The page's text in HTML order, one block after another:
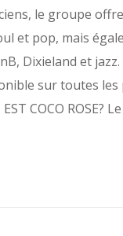
le groupe
et pop, mais
Dixieland et jazz.
sur toutes les
COCO ROSE?